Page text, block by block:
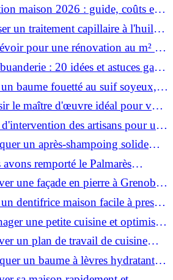
maison 2026 : guide, coûts et
un traitement capillaire à l'huile
pour une rénovation au m² en
: 20 idées et astuces gain
espace fonctionnel et stylé
baume fouetté au suif soyeux,
le maître d'œuvre idéal pour vos
?
des artisans pour une
un après-shampoing solide
? remporté le Palmarès
: les coulisses du projet primé
une façade en pierre à Grenoble
et conseils
dentifrice maison facile à presser
une petite cuisine et optimiser
carré ?
un plan de travail de cuisine
étape par étape
un baume à lèvres hydratant et